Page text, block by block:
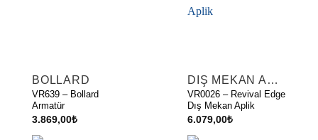
BOLLARD
VR639 – Bollard
Armatür
3.869,00₺
DIŞ MEKAN APLIKLER
VR0026 – Revival Edge
Dış Mekan Aplik
6.079,00₺